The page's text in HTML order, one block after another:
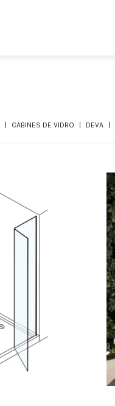
CABINES DE VIDRO DEVA